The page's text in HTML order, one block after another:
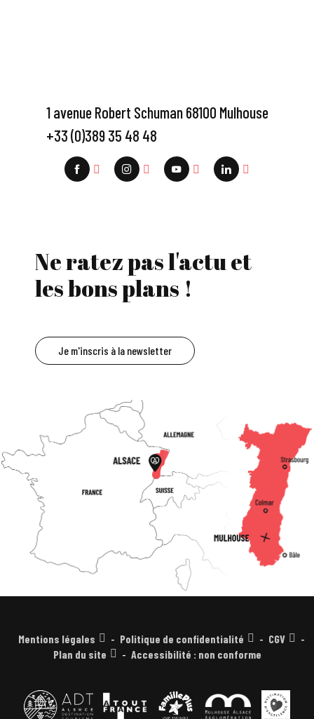
1 avenue Robert Schuman 68100 Mulhouse
+33 (0)389 35 48 48
Ne ratez pas l'actu et
les bons plans !
Je m'inscris à la newsletter
Mentions légales Politique de confidentialité
CGV
Plan du site
Accessibilité : non conforme